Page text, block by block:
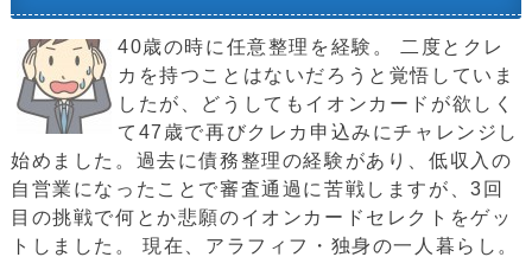
40歳の時に任意整理を経験。 二度とクレ
カを持つことはないだろうと覚悟していま
したが、どうしてもイオンカードが欲しく
て47歳で再びクレカ申込みにチャレンジし
始めました。過去に債務整理の経験があり、低収入の
自営業になったことで審査通過に苦戦しますが、3回
目の挑戦で何とか悲願のイオンカードセレクトをゲッ
トしました。 現在、アラフィフ・独身の一人暮らし。